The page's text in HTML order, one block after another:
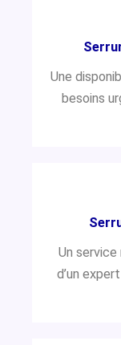
Une
besoins
Un
d’un